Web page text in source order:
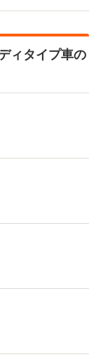
ィタイプ車の